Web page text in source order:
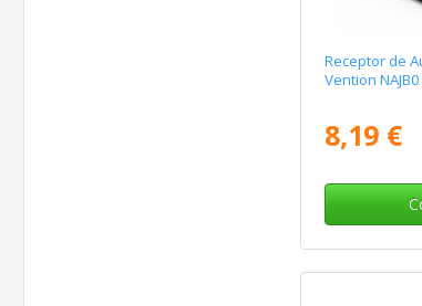
Receptor de
Vention NAJB0
8,19 €